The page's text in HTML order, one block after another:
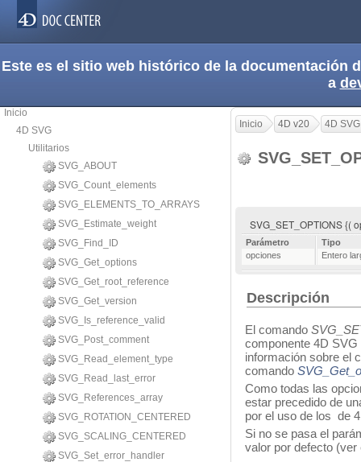
Este es el sitio web histórico de la documentación
a
Inicio
4D SVG
Utilitarios
SVG_ABOUT
SVG_Count_elements
SVG_ELEMENTS_TO_ARRAYS
SVG_Estimate_weight
SVG_Find_ID
SVG_Get_options
SVG_Get_root_reference
SVG_Get_version
SVG_Is_reference_valid
SVG_Post_comment
SVG_Read_element_type
SVG_Read_last_error
SVG_References_array
SVG_ROTATION_CENTERED
SVG_SCALING_CENTERED
SVG_Set_error_handler
Inicio 4D v20 4D SVG
SVG_SET_OPTIONS {(
Parámetro
Tipo
opciones
Entero
Descripción
El comando
componente 4D
información sobre el
comando
Como todas las
estar precedido de
por el uso de los de
Si no se pasa el
valor por defecto